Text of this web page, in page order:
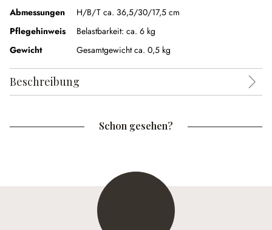
Abmessungen
H/B/T ca. 36,5/30/17,5 cm
Pflegehinweis
Belastbarkeit: ca. 6 kg
Gewicht
Gesamtgewicht ca. 0,5 kg
Beschreibung
Schon gesehen?